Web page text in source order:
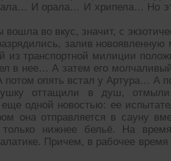
И орала… И хрипела… Но
во вкус, значит, с
залив
из транспортной милиции
в нее… А затем его
потом опять встал у Артура… А
оттащили в душ,
одной новостью: ее
она отправляется в сауну
только нижнее бельё. На
Причем, в рабочее